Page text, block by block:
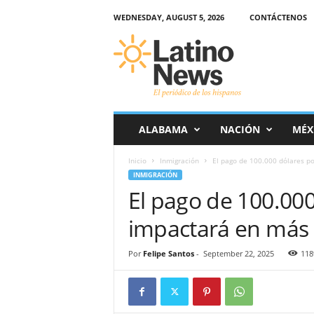
WEDNESDAY, AUGUST 5, 2026 CONTÁCTENOS
r
ALABAMA NACIÓN
Inicio Inmigración El pago de 100.000 dólares
INMIGRACIÓN
El pago de
impactará en
Por Felipe Santos- September 22, 2025